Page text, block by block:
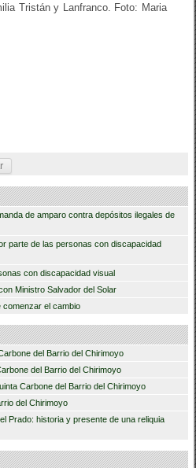
Tristán y Lanfranco. Foto: Maria
de amparo contra depósitos ilegales de
parte de las personas con discapacidad
con discapacidad visual
Ministro Salvador del Solar
comenzar el cambio
del Barrio del Chirimoyo
del Barrio del Chirimoyo
Carbone del Barrio del Chirimoyo
del Chirimoyo
Prado: historia y presente de una reliquia